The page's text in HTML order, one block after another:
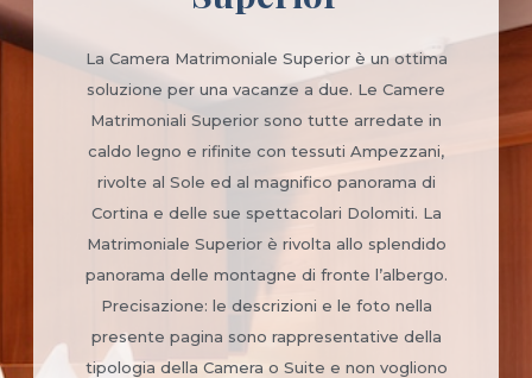
La Camera Matrimoniale Superior è un ottima
soluzione per una vacanze a due. Le Camere
Matrimoniali Superior sono tutte arredate in
caldo legno e rifinite con tessuti Ampezzani,
rivolte al Sole ed al magnifico panorama di
Cortina e delle sue spettacolari Dolomiti. La
Matrimoniale Superior è rivolta allo splendido
panorama delle montagne di fronte l’albergo.
Precisazione: le descrizioni e le foto nella
presente pagina sono rappresentative della
tipologia della Camera o Suite e non vogliono